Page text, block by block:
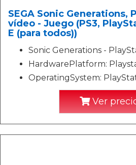
SEGA Sonic Generations,
vídeo - Juego (PS3,
E (para todos))
Sonic Generations -
HardwarePlatform:
OperatingSystem:
Ver